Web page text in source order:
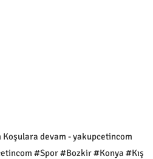
Koşulara devam - yakupcetincom
#Spor #Bozkir #Konya #Kış